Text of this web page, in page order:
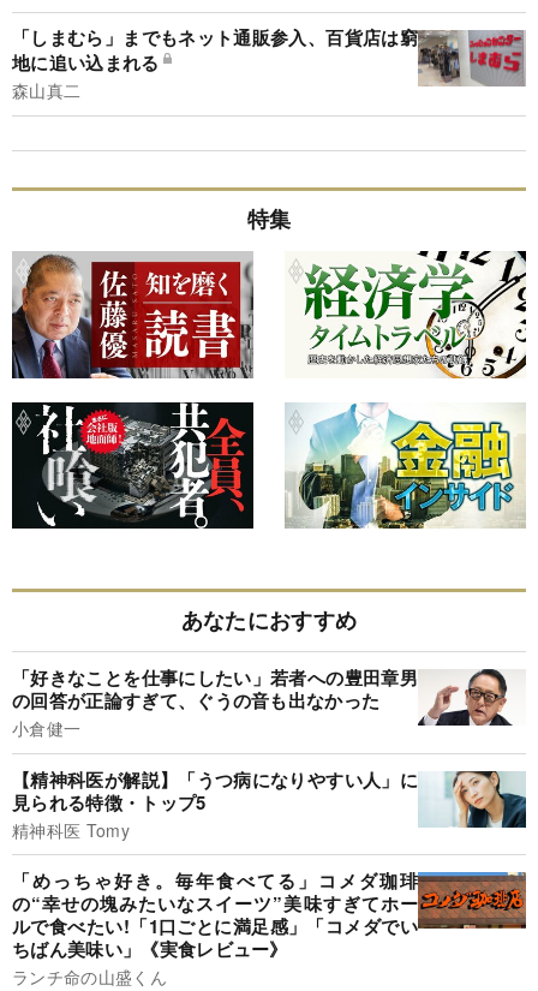
「しまむら」までもネット通販参入、百貨店は窮
地に追い込まれる
森山真二
特集
あなたにおすすめ
「好きなことを仕事にしたい」若者への豊田章男
の回答が正論すぎて、ぐうの音も出なかった
小倉健一
【精神科医が解説】「うつ病になりやすい人」に
見られる特徴・トップ5
精神科医 Tomy
「めっちゃ好き。毎年食べてる」コメダ珈琲
の“幸せの塊みたいなスイーツ”美味すぎてホー
ルで食べたい!「1口ごとに満足感」「コメダでい
ちばん美味い」《実食レビュー》
ランチ命の山盛くん